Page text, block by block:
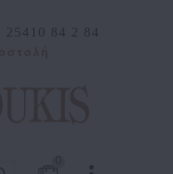
25410 84 2 84